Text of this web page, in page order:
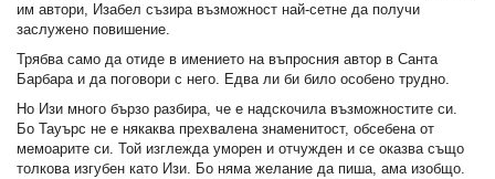
им автори, Изабел съзира възможност най-сетне да получи
заслужено повишение.
Трябва само да отиде в имението на въпросния автор в Санта
Барбара и да поговори с него. Едва ли би било особено трудно.
Но Изи много бързо разбира, че е надскочила възможностите си.
Бо Тауърс не е някаква прехвалена знаменитост, обсебена от
мемоарите си. Той изглежда уморен и отчужден и се оказва също
толкова изгубен като Изи. Бо няма желание да пиша, ама изобщо.